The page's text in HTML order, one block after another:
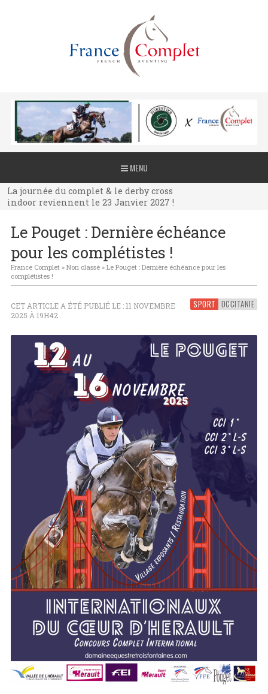
MENU
La journée du complet & le derby cross
indoor reviennent le 23 Janvier 2027 !
La journée du complet & le derby cross
indoor reviennent le 23 Janvier 2027 !
indoor reviennent le 23 Janvier 2027 !
Le Pouget : Dernière échéance
pour les complétistes !
France Complet» Non classé» Le Pouget : Dernière échéance pour les
complétistes !
SPORT OCCITANIE
CET ARTICLE A ÉTÉ PUBLIÉ LE : 11 NOVEMBRE
2025 À 19H42